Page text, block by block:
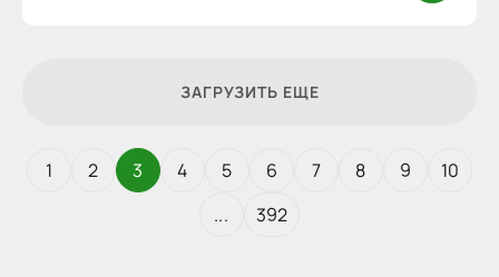
ЗАГРУЗИТЬ ЕЩЕ
1 2 3 4 5 6 7 8 9
10
...
392